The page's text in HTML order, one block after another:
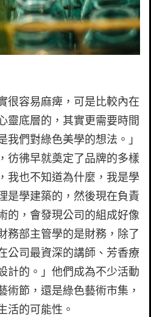
很容易麻痺，可是比較內在
靈底層的，其實更需要時間
我們對綠色美學的想法。」
彷彿早就奠定了品牌的多樣
我也不知道為什麼，我是學
是學建築的，然後現在負責
的，會發現公司的組成好像
務部主管學的是財務，除了
公司最資深的講師、芳香療
計的。」他們成為不少活動
術節，還是綠色藝術市集，
活的可能性。